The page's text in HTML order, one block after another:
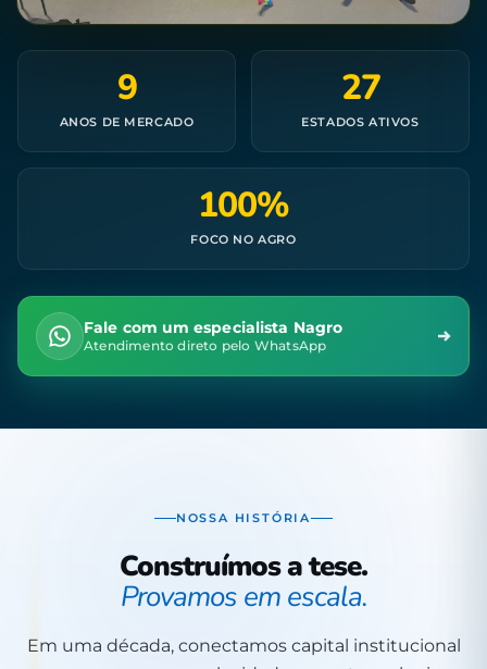
9
ANOS DE MERCADO
27
ESTADOS ATIVOS
100%
FOCO NO AGRO
Fale com um especialista Nagro
Atendimento direto pelo WhatsApp
NOSSA HISTÓRIA
Construímos a tese.
Provamos em escala.
Em uma década, conectamos capital institucional